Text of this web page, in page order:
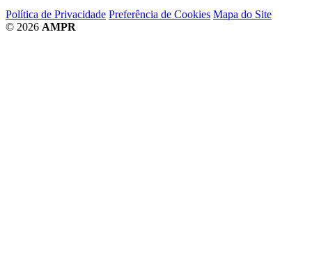
Política de Privacidade Preferência de Cookies Mapa do Site
© 2026 AMPR